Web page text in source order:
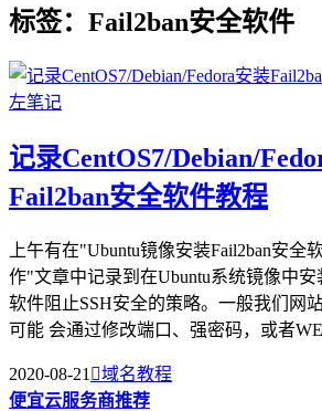
标签：Fail2ban安全软件
记录CentOS7/Debian/
Fail2ban安全软件教程
上午有在"Ubuntu镜像安装Fail2ban安全
作"文章中记录到在Ubuntu系统镜像中安
软件阻止SSH安全的策略。一般我们网
可能 会通过修改端口、强密码，或者
2020-08-21 域名教程
便宜云服务商推荐